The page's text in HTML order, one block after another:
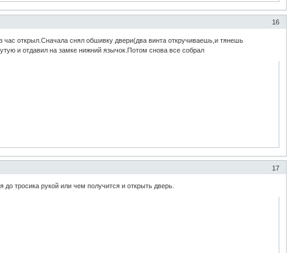
16
открыл.Сначала снял обшивку двери(два винта откручиваешь,и тянешь
и отдавил на замке нижний язычок.Потом снова все собрал
17
тросика рукой или чем получится и открыть дверь.